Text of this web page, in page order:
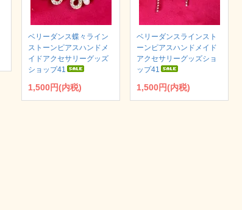
ベリーダンス蝶々ライン
ストーンピアスハンドメ
イドアクセサリーグッズ
ショップ41
1,500円(内税)
ベリーダンスラインスト
ーンピアスハンドメイド
アクセサリーグッズショ
ップ41
1,500円(内税)